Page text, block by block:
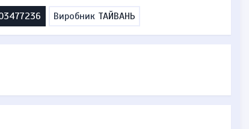
Виробник ТАЙВАНЬ